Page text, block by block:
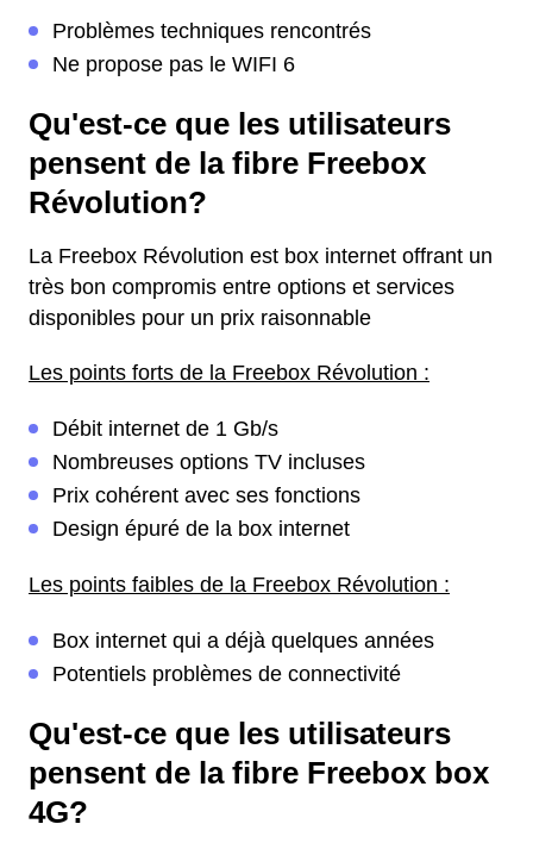
Problèmes techniques rencontrés
Ne propose pas le WIFI 6
Qu'est-ce que les utilisateurs
pensent de la fibre Freebox
Révolution?
La Freebox Révolution est box internet offrant un
très bon compromis entre options et services
disponibles pour un prix raisonnable
Les points forts de la Freebox Révolution :
Débit internet de 1 Gb/s
Nombreuses options TV incluses
Prix cohérent avec ses fonctions
Design épuré de la box internet
Les points faibles de la Freebox Révolution :
Box internet qui a déjà quelques années
Potentiels problèmes de connectivité
Qu'est-ce que les utilisateurs
pensent de la fibre Freebox box
4G?